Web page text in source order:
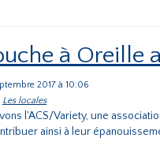
à Oreille
2017 à 10:06
Les locales
l'ACS/Variety, une
ainsi à leur